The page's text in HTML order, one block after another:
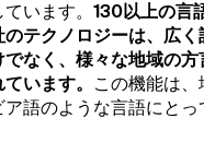
います。 130以上の言
テクノロジーは、広く
なく、様々な地域の
います。
この機能は、
語のような言語にと